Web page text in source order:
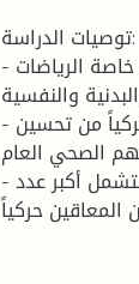
توصيات الدراسة:
- تشجيع المعاقين على المشاركة في الأنشطة الرياضية، خاصة الرياضات
والنفسية.
- توفير الدعم النفسي والتدريب المتخصص لتمكين المعاقين حركياً من تحسين
الصحي العام.
- توسيع برامج الرياضة التنافسية في مختلف الأندية الرياضية لتشمل أكبر عدد
المعاقين حركياً.